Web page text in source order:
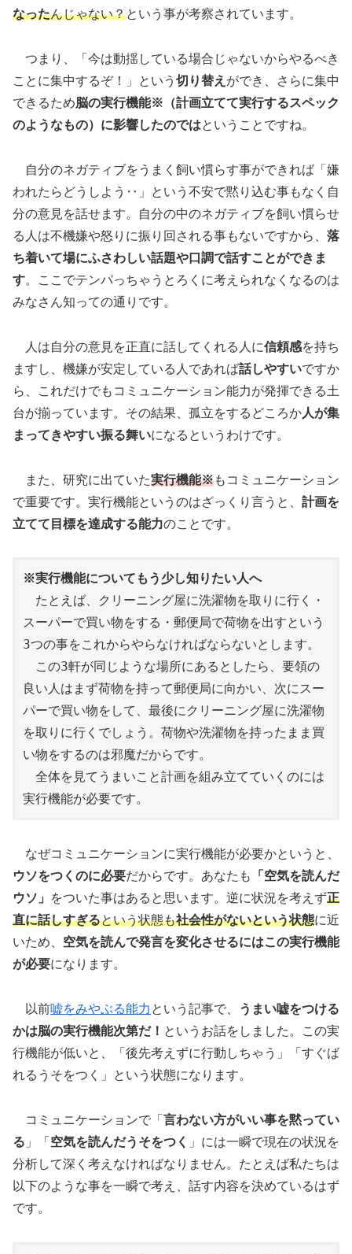
なったんじゃない？という事が考察されています。
つまり、「今は動揺している場合じゃないからやるべき
ことに集中するぞ！」という 切り替え ができ、さらに集中
できるため脳の実行機能※（計画立てて実行するスペック
のようなもの）に影響したのではということですね。
自分のネガティブをうまく飼い慣らす事ができれば「嫌
われたらどうしよう‥」という不安で黙り込む事もなく自
分の意見を話せます。自分の中のネガティブを飼い慣らせ
る人は不機嫌や怒りに振り回される事もないですから、 落
ち着いて場にふさわしい話題や口調で話すことができま
す。ここでテンパっちゃうとろくに考えられなくなるのは
みなさん知っての通りです。
人は自分の意見を正直に話してくれる人に信頼感を持ち
ますし、機嫌が安定している人であれば話しやすいですか
ら、これだけでもコミュニケーション能力が発揮できる土
台が揃っています。その結果、孤立をするどころか人が集
まってきやすい振る舞いになるというわけです。
また、研究に出ていた実行機能※もコミュニケーション
で重要です。実行機能というのはざっくり言うと、 計画を
立てて目標を達成する能力のことです。
※実行機能についてもう少し知りたい人へ
たとえば、クリーニング屋に洗濯物を取りに行く・
スーパーで買い物をする・郵便局で荷物を出すという
3つの事をこれからやらなければならないとします。
この3軒が同じような場所にあるとしたら、要領の
良い人はまず荷物を持って郵便局に向かい、次にスー
パーで買い物をして、最後にクリーニング屋に洗濯物
を取りに行くでしょう。荷物や洗濯物を持ったまま買
い物をするのは邪魔だからです。
全体を見てうまいこと計画を組み立てていくのには
実行機能が必要です。
なぜコミュニケーションに実行機能が必要かというと、
ウソをつくのに必要だからです。あなたも
「空気を読んだ
ウソ」
をついた事はあると思います。逆に状況を考えず正
直に話しすぎるという状態も社会性がないという状態に近
いため、 空気を読んで発言を変化させるにはこの実行機能
が必要になります。
以前嘘をみやぶる能力 という記事で、
うまい嘘をつける
かは脳の実行機能次第だ！ というお話をしました。この実
行機能が低いと、「後先考えずに行動しちゃう」「すぐば
れるうそをつく」という状態になります。
コミュニケーションで「 言わない方がいい事を黙ってい
る 」「 空気を読んだうそをつく
」には一瞬で現在の状況を
分析して深く考えなければなりません。たとえば私たちは
以下のような事を一瞬で考え、話す内容を決めているはず
です。